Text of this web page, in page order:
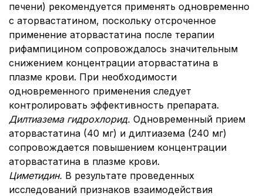
печени) рекомендуется применять одновременно
с аторвастатином, поскольку отсроченное
применение аторвастатина после терапии
рифампицином сопровождалось значительным
снижением концентрации аторвастатина в
плазме крови. При необходимости
одновременного применения следует
контролировать эффективность препарата.
Дилтиазема гидрохлорид. Одновременный прием
аторвастатина (40 мг) и дилтиазема (240 мг)
сопровождается повышением концентрации
аторвастатина в плазме крови.
Циметидин. В результате проведенных
исследований признаков взаимодействия